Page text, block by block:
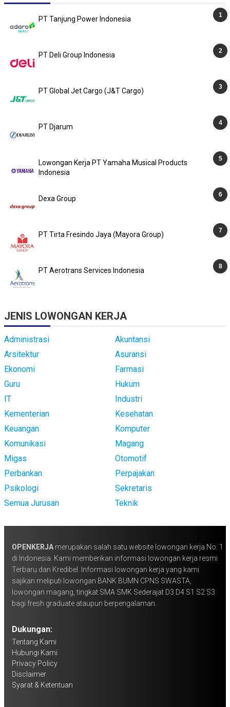
PT Tanjung Power Indonesia
PT Deli Group Indonesia
PT Global Jet Cargo (J&T Cargo)
PT Djarum
Lowongan Kerja PT Yamaha Musical Products
Indonesia
Dexa Group
PT Tirta Fresindo Jaya (Mayora Group)
PT Aerotrans Services Indonesia
JENIS LOWONGAN KERJA
Administrasi
Akuntansi
Arsitektur
Asuransi
Ekonomi
Farmasi
Guru
Hukum
IT
Industri
Kementerian
Kesehatan
Keuangan
Komputer
Komunikasi
Magang
Migas
Otomotif
Perbankan
Perpajakan
Psikologi
Sekretaris
Semua Jurusan
Teknik
OPENKERJA merupakan salah satu website lowongan kerja No. 1
di Indonesia. Kami memberikan informasi lowongan kerja resmi
Terbaru dan Kredibel. Informasi lowongan kerja yang kami
sajikan meliputi lowongan BANK BUMN CPNS SWASTA,
lowongan magang, tingkat SMA SMK Sederajat D3 D4 S1 S2 S3
bagi fresh graduate ataupun berpengalaman.
Dukungan:
Tentang Kami
Hubungi Kami
Privacy Policy
Disclaimer
Syarat & Ketentuan